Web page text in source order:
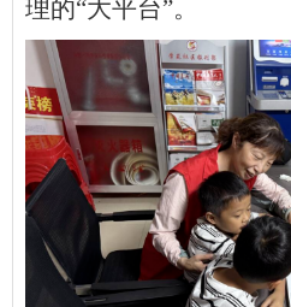
理的“大平台”。